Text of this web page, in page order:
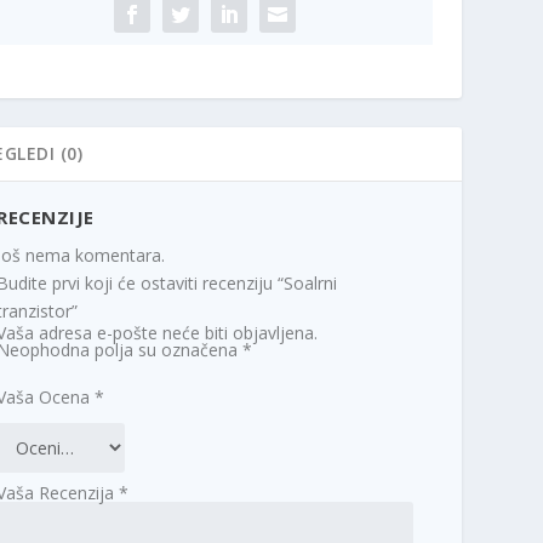
(0)
nema komentara.
prvi koji će ostaviti recenziju “Soalrni
adresa e-pošte neće biti objavljena.
polja su označena*
Ocena*
Recenzija*